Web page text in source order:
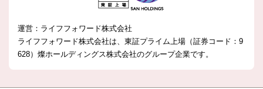
運営：ライフフォワード株式会社
ライフフォワード株式会社は、東証プライム上場（証券コード：9
628）燦ホールディングス株式会社のグループ企業です。